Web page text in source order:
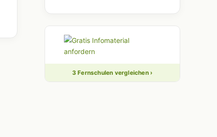
3 Fernschulen vergleichen ›